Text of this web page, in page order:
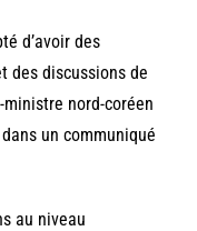
d’avoir des
des discussions de
nord-coréen
un communiqué
au niveau